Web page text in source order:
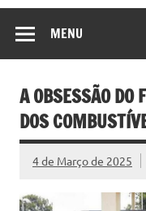
MENU
A OBSESSÃO DO
DOS
4 de Março de 2025